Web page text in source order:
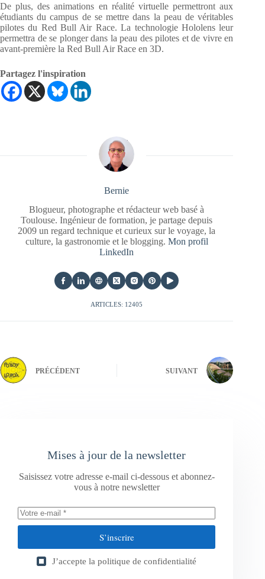
De plus, des animations en réalité virtuelle permettront aux
étudiants du campus de se mettre dans la peau de véritables
pilotes du Red Bull Air Race. La technologie Hololens leur
permettra de se plonger dans la peau des pilotes et de vivre en
avant-première la Red Bull Air Race en 3D.
Partagez l'inspiration
Bernie
Blogueur, photographe et rédacteur web basé à
Toulouse. Ingénieur de formation, je partage depuis
2009 un regard technique et curieux sur le voyage, la
culture, la gastronomie et le blogging. Mon profil
LinkedIn
ARTICLES: 12405
PRÉCÉDENT SUIVANT
Mises à jour de la newsletter
Saisissez votre adresse e-mail ci-dessous et abonnez-
vous à notre newsletter
S’inscrire
J’accepte la politique de confidentialité